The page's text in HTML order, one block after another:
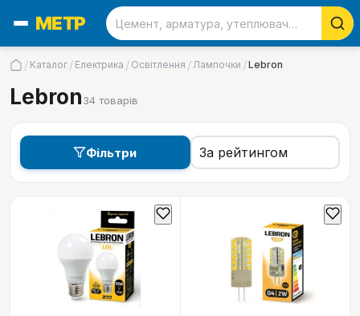
/ Каталог / Електрика / Освітлення / Лампочки /Lebron
Lebron34 товарів
Фільтри